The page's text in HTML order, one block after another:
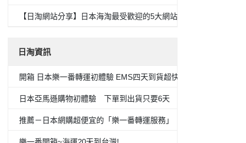
【日淘網站分享】日本海淘最受歡迎的5大網站，你有一份海淘速
日淘資訊
開箱 日本樂一番轉運初體驗 EMS四天到貨超快的！
日本亞馬遜購物初體驗 下單到出貨只要6天 加碼 變色唇膏小開箱
推薦－日本網購超便宜的「樂一番轉運服務」